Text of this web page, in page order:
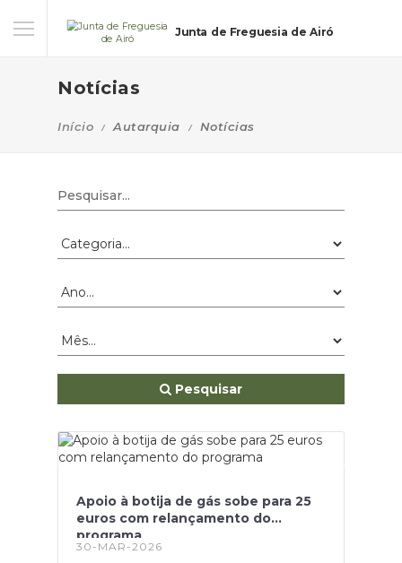
Junta de Freguesia de Airó
Notícias
Início Autarquia Notícias
Pesquisar
Apoio à botija de gás sobe para 25
euros com relançamento do
programa
30-MAR-2026